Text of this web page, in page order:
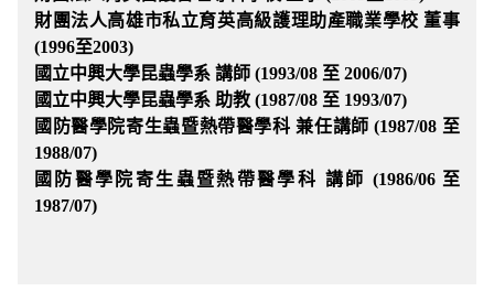
財團法人高雄市私立育英高級護理助產職業學校 董事
(1996至2003)
國立中興大學昆蟲學系 講師 (1993/08 至 2006/07)
國立中興大學昆蟲學系 助教 (1987/08 至 1993/07)
國防醫學院寄生蟲暨熱帶醫學科 兼任講師 (1987/08 至
1988/07)
國防醫學院寄生蟲暨熱帶醫學科 講師 (1986/06 至
1987/07)